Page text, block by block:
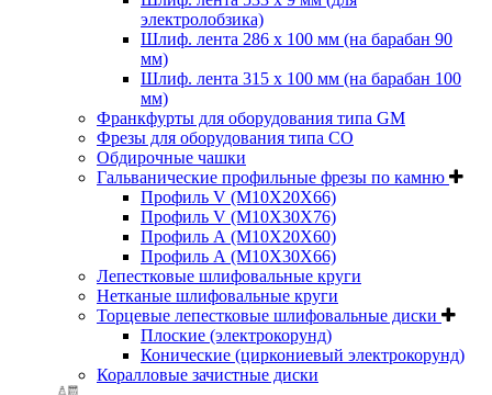
электролобзика)
Шлиф. лента 286 х 100 мм (на барабан 90
мм)
Шлиф. лента 315 х 100 мм (на барабан 100
мм)
Франкфурты для оборудования типа GM
Фрезы для оборудования типа СО
Обдирочные чашки
Гальванические профильные фрезы по камню
Профиль V (M10X20X66)
Профиль V (M10X30X76)
Профиль А (М10Х20Х60)
Профиль А (М10Х30Х66)
Лепестковые шлифовальные круги
Нетканые шлифовальные круги
Торцевые лепестковые шлифовальные диски
Плоские (электрокорунд)
Конические (циркониевый электрокорунд)
Коралловые зачистные диски